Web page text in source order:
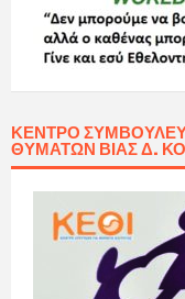
ΚΈΝΤΡΟ
ΘΥΜΆΤΩΝ ΒΊΑΣ Δ.